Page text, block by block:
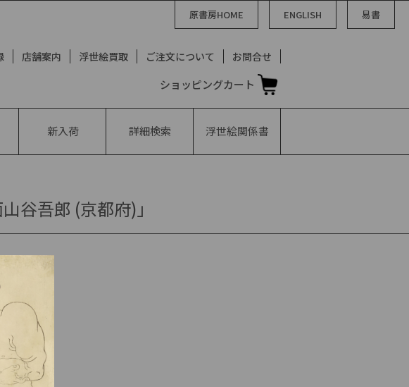
原書房HOME ENGLISH 易書
店舗案内 浮世絵買取 ご注文について お問合せ
ショッピングカート
新入荷 詳細検索 浮世絵関係書
谷吾郎 (京都府)」